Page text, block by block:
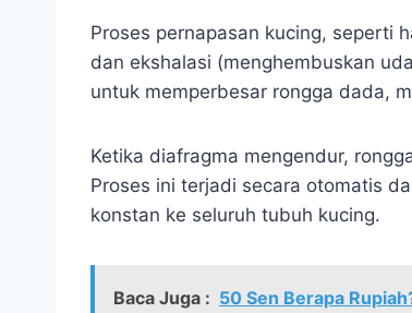
Proses pernapasan kucing, seperti
dan ekshalasi (menghembuskan
untuk memperbesar rongga dada,
Ketika diafragma mengendur,
Proses ini terjadi secara otomatis
konstan ke seluruh tubuh kucing.
Baca Juga : 50 Sen Berapa